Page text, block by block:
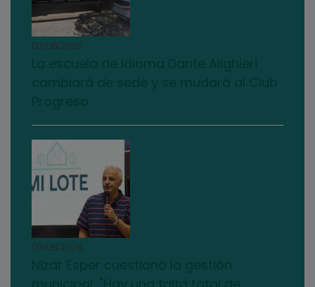
03/08/2026
03/08/2026